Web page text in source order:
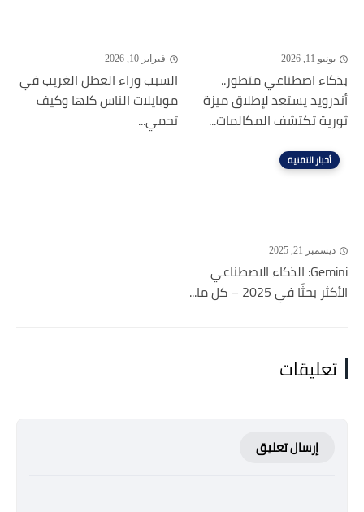
يونيو 11, 2026
بذكاء اصطناعي متطور..
أندرويد يستعد لإطلاق ميزة
ثورية تكتشف المكالمات...
فبراير 10, 2026
السبب وراء العطل الغريب في
موبايلات الناس كلها وكيف
تحمي...
أخبار التقنية
ديسمبر 21, 2025
Gemini: الذكاء الاصطناعي
الأكثر بحثًا في 2025 – كل ما...
تعليقات
إرسال تعليق